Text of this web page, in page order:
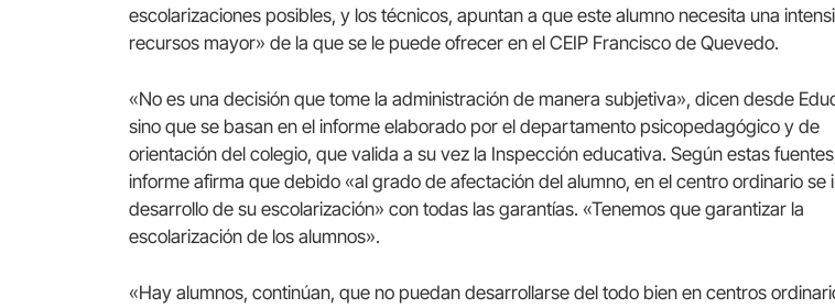
escolarizaciones posibles, y los técnicos, apuntan a que este alumno necesita una
recursos mayor» de la que se le puede ofrecer en el CEIP Francisco de Quevedo.
«No es una decisión que tome la administración de manera subjetiva», dicen desde
sino que se basan en el informe elaborado por el departamento psicopedagógico y de
orientación del colegio, que valida a su vez la Inspección educativa. Según estas
informe afirma que debido «al grado de afectación del alumno, en el centro ordinario se
desarrollo de su escolarización» con todas las garantías. «Tenemos que garantizar la
escolarización de los alumnos».
«Hay alumnos, continúan, que no puedan desarrollarse del todo bien en centros